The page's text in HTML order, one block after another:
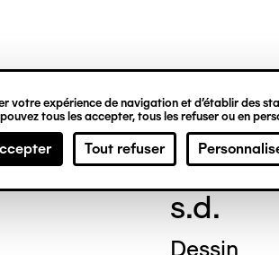
votre expérience de navigation et d’établir des
tous les accepter, tous les refuser ou en
Tout refuser
s.d.
Dessin